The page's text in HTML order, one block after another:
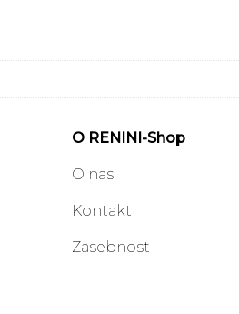
O RENINI-Shop
O nas
Kontakt
Zasebnost